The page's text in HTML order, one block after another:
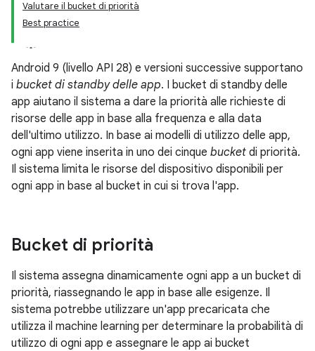
Valutare il bucket di priorità
Best practice
Android 9 (livello API 28) e versioni successive supportano
i bucket di standby delle app. I bucket di standby delle
app aiutano il sistema a dare la priorità alle richieste di
risorse delle app in base alla frequenza e alla data
dell'ultimo utilizzo. In base ai modelli di utilizzo delle app,
ogni app viene inserita in uno dei cinque bucket di priorità.
Il sistema limita le risorse del dispositivo disponibili per
ogni app in base al bucket in cui si trova l'app.
Bucket di priorità
Il sistema assegna dinamicamente ogni app a un bucket di
priorità, riassegnando le app in base alle esigenze. Il
sistema potrebbe utilizzare un'app precaricata che
utilizza il machine learning per determinare la probabilità di
utilizzo di ogni app e assegnare le app ai bucket